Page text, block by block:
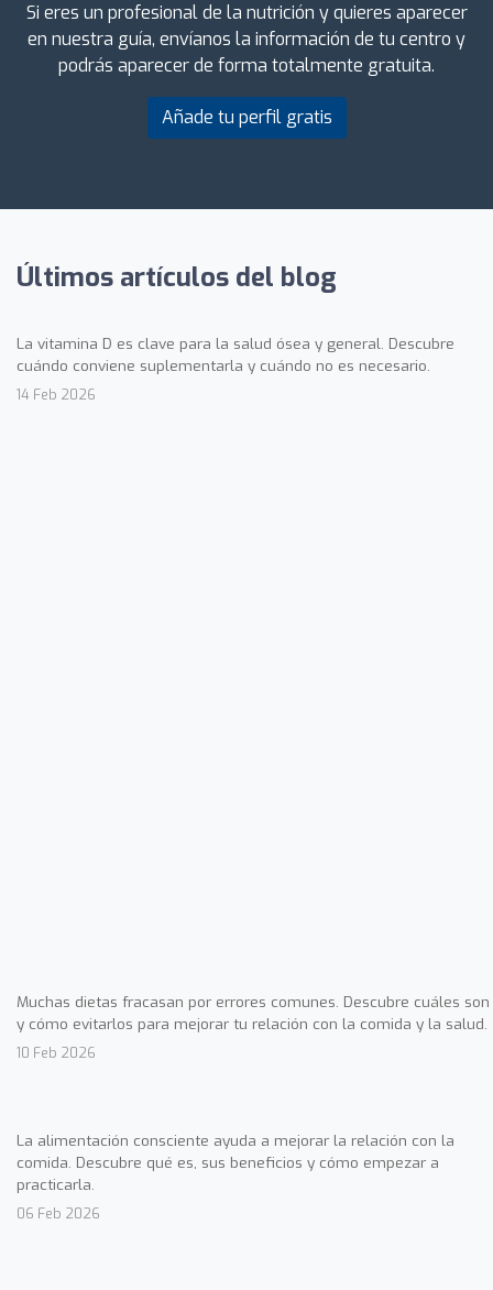
Si eres un profesional de la nutrición y quieres aparecer
en nuestra guía, envíanos la información de tu centro y
podrás aparecer de forma totalmente gratuita.
Añade tu perfil gratis
Últimos artículos del blog
La vitamina D es clave para la salud ósea y general. Descubre
cuándo conviene suplementarla y cuándo no es necesario.
14 Feb 2026
Muchas dietas fracasan por errores comunes. Descubre cuáles son
y cómo evitarlos para mejorar tu relación con la comida y la salud.
10 Feb 2026
La alimentación consciente ayuda a mejorar la relación con la
comida. Descubre qué es, sus beneficios y cómo empezar a
practicarla.
06 Feb 2026